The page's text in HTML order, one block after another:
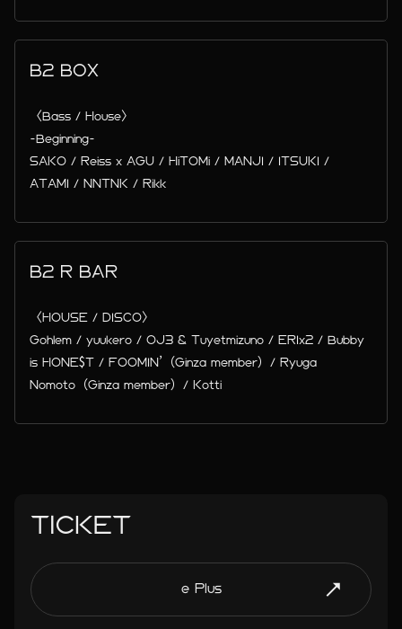
B2 BOX
〈Bass / House〉
-Beginning-
SAKO / Reiss x AGU / HiTOMi / MANJI / ITSUKI /
ATAMI / NNTNK / Rikk
B2 R BAR
〈HOUSE / DISCO〉
Gohlem / yuukero / OJ3 & Tuyetmizuno / ERIx2 / Bubby
is HONE$T / FOOMIN’（Ginza member）/ Ryuga
Nomoto（Ginza member）/ Kotti
TICKET
e Plus